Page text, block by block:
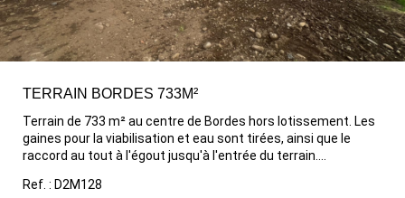
TERRAIN BORDES 733M²
Terrain de 733 m² au centre de Bordes hors lotissement. Les
gaines pour la viabilisation et eau sont tirées, ainsi que le
raccord au tout à l'égout jusqu'à l'entrée du terrain.
1 minute de la mairie et de l'école, 3 minutes de SAFRAN -
Ref. : D2M128